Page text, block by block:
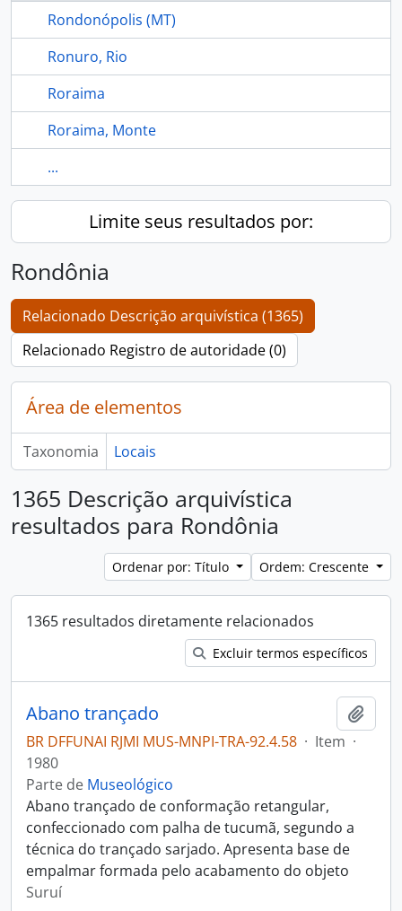
Rondonópolis (MT)
Ronuro, Rio
Roraima
Roraima, Monte
...
Limite seus resultados por:
Rondônia
Relacionado Descrição arquivística (1365)
Relacionado Registro de autoridade (0)
Área de elementos
Taxonomia Locais
1365 Descrição arquivística
resultados para Rondônia
Ordenar por: Título Ordem: Crescente
1365 resultados diretamente relacionados
Excluir termos específicos
Abano trançado
BR DFFUNAI RJMI MUS-MNPI-TRA-92.4.58 · Item ·
1980
Parte de Museológico
Abano trançado de conformação retangular,
confeccionado com palha de tucumã, segundo a
técnica do trançado sarjado. Apresenta base de
empalmar formada pelo acabamento do objeto
Suruí